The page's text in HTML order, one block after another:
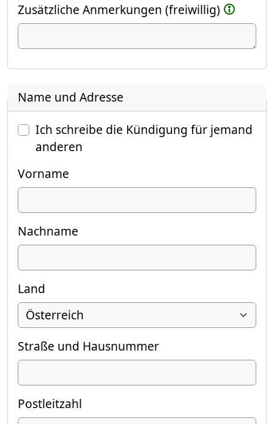
Zusätzliche Anmerkungen (freiwillig)
Name und Adresse
Ich schreibe die Kündigung für jemand
anderen
Vorname
Nachname
Land
Straße und Hausnummer
Postleitzahl